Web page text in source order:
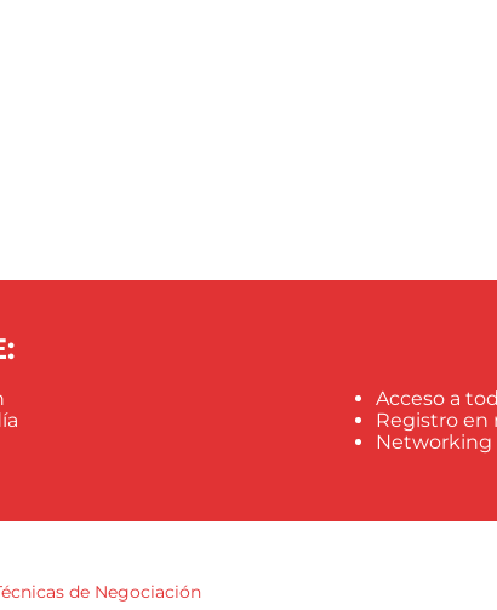
Acceso a
Registro en
Networking
de Negociación